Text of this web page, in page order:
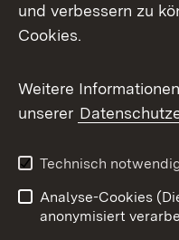
Facebook
X / Twitter
Youtube
Impressum
und verbessern zu
Cookies.
Weitere
unserer
Technisch
Analyse-Cookies
anonymisiert